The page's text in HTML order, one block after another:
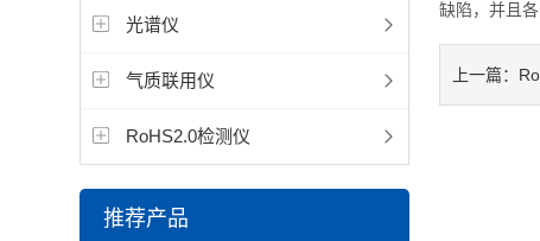
光谱仪
气质联用仪
RoHS2.0检测仪
推荐产品
缺陷，并且
上一篇：